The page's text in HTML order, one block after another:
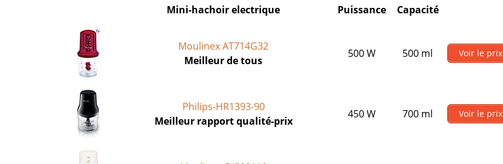
Mini-hachoir electrique Puissance Capacité
Moulinex AT714G32
Meilleur de tous
500 W 500 ml Voir le prix
Philips-HR1393-90
Meilleur rapport qualité-prix
450 W 700 ml Voir le prix